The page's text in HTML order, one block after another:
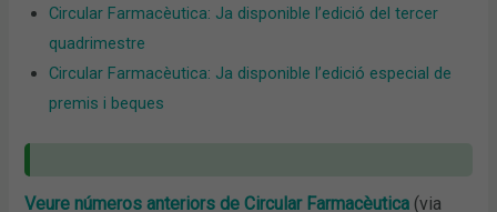
Circular Farmacèutica: Ja disponible l’edició del tercer
quadrimestre
Circular Farmacèutica: Ja disponible l’edició especial de
premis i beques
Veure números anteriors de Circular Farmacèutica (via